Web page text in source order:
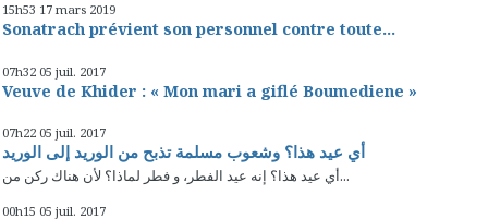
15h53 17 mars 2019
Sonatrach prévient son personnel contre toute...
07h32 05 juil. 2017
Veuve de Khider : « Mon mari a giflé Boumediene »
07h22 05 juil. 2017
أي عيد هذا؟ وشعوب مسلمة تذبح من الوريد إلى الوريد
أي عيد هذا؟ إنه عيد الفطر، و فطر لماذا؟ لأن هناك ركن من...
00h15 05 juil. 2017